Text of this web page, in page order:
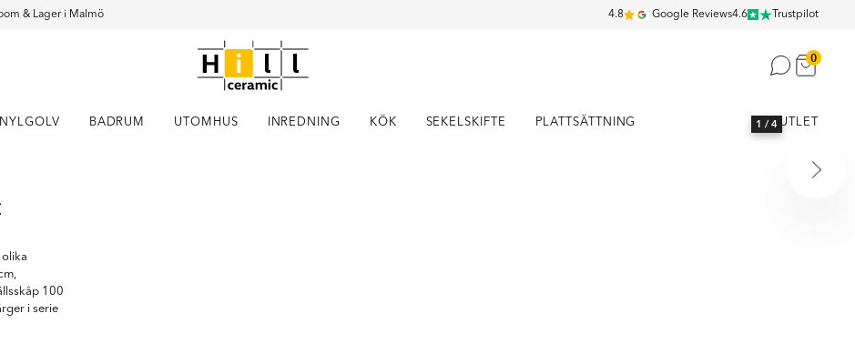
& Lager i Malmö 4.8 Google Reviews4.6 Trustpilot
0
BADRUM UTOMHUS INREDNING KÖK SEKELSKIFTE PLATTSÄTTNING OUTLET
100
i serie
1 / 4